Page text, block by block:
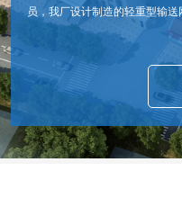
员，我厂设计制造的轻重型输送